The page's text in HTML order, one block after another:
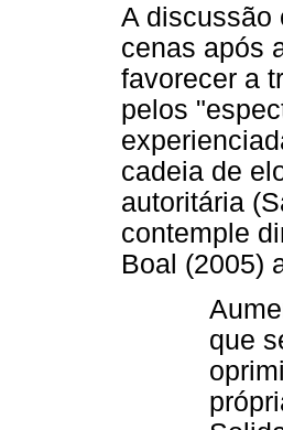
A discussão
cenas após
favorecer a
pelos
cadeia de
autoritária
contemple
Boal (2005)
que